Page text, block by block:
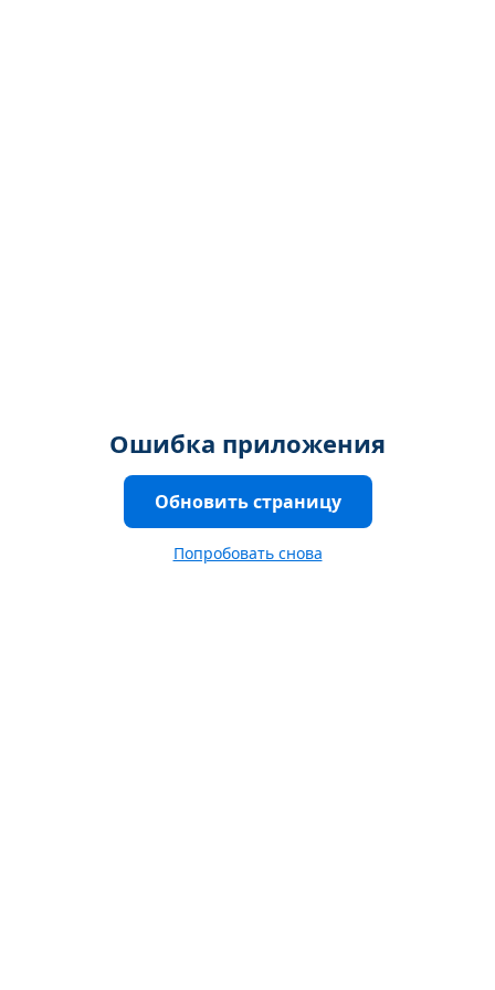
Ошибка приложения
Обновить страницу
Попробовать снова